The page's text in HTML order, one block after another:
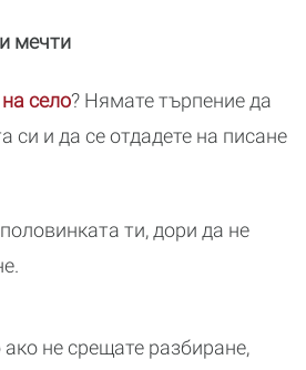
мечти
село? Нямате търпение да
си и да се отдадете на писане
ти, дори да не
не срещате разбиране,